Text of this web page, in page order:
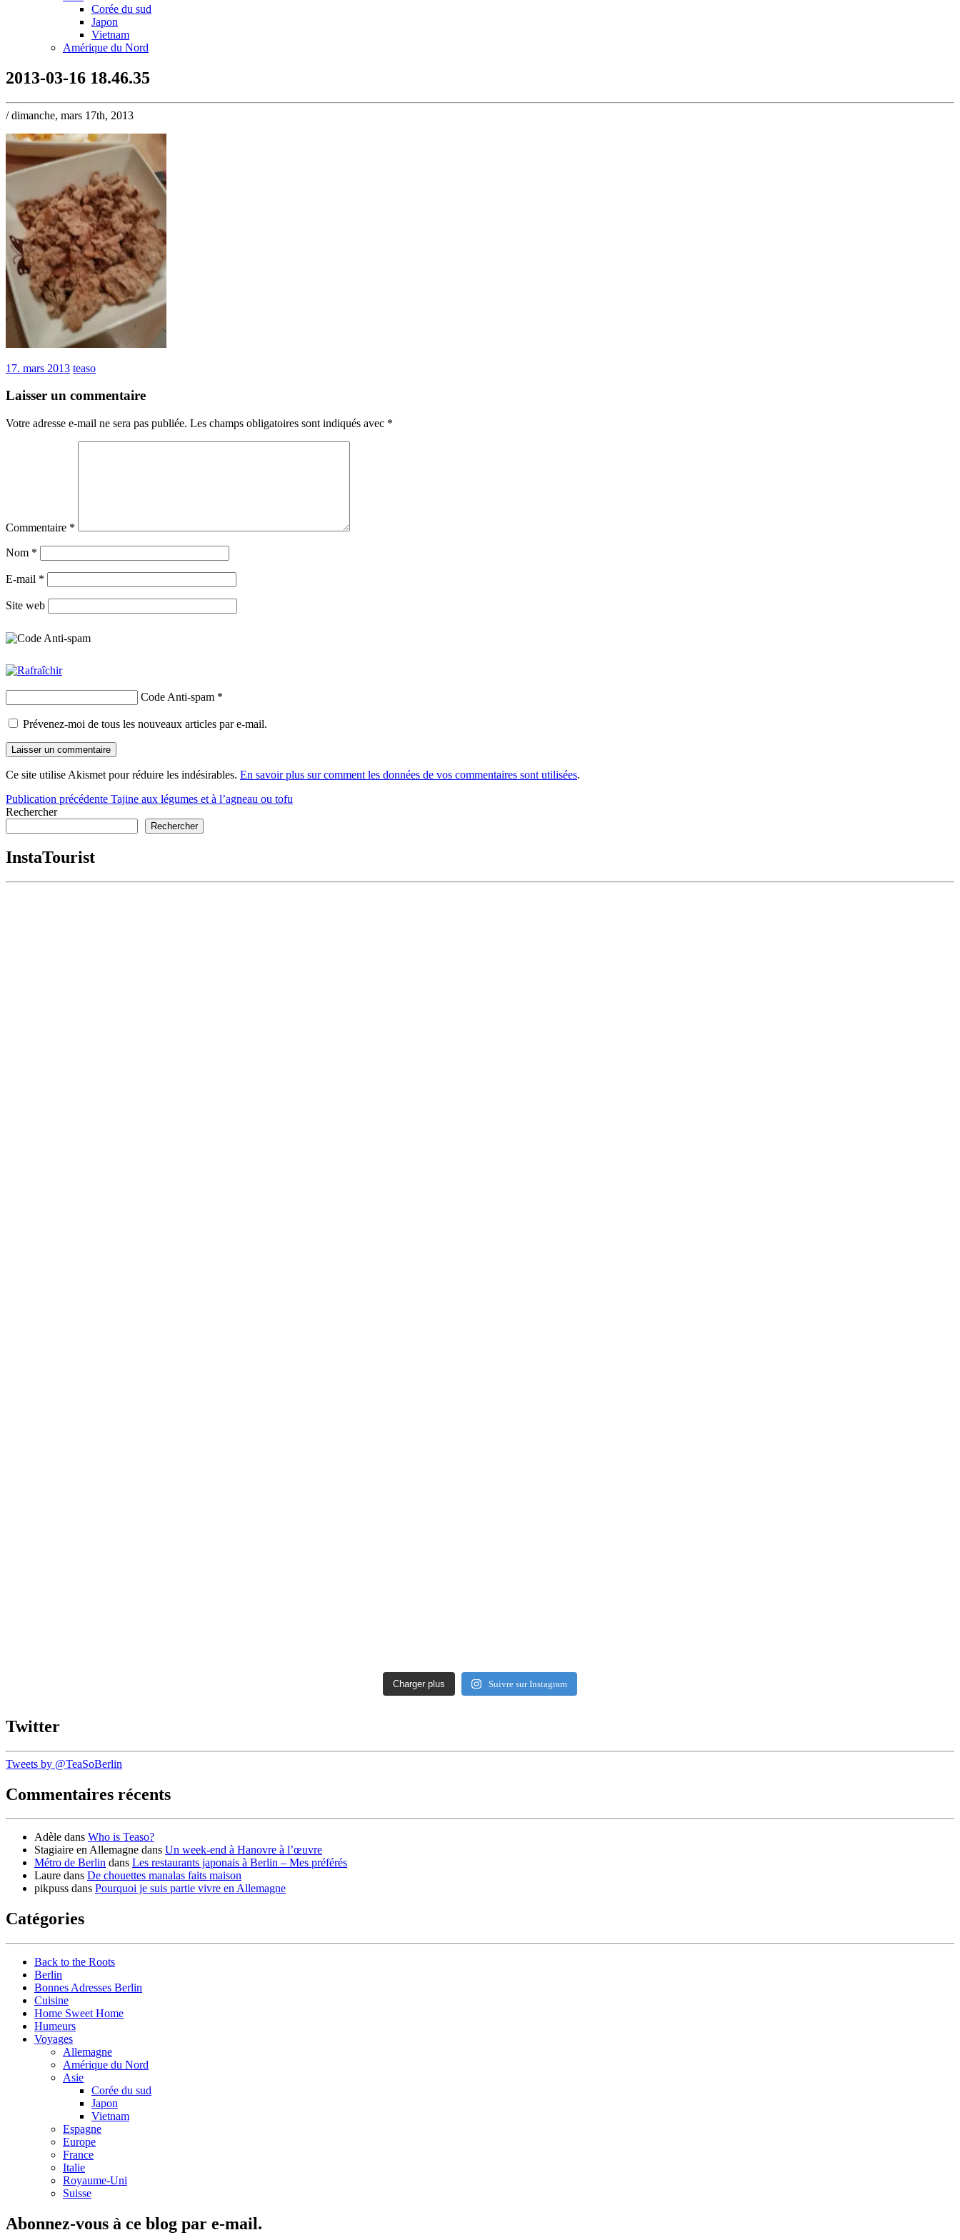
Corée du sud
Japon
Vietnam
Amérique du Nord
2013-03-16 18.46.35
/ dimanche, mars 17th, 2013
17. mars 2013 teaso
Laisser un commentaire
Votre adresse e-mail ne sera pas publiée. Les champs obligatoires sont indiqués avec *
Commentaire *
Nom *
E-mail *
Site web
Code Anti-spam *
Prévenez-moi de tous les nouveaux articles par e-mail.
Ce site utilise Akismet pour réduire les indésirables. En savoir plus sur comment les données de vos commentaires sont utilisées.
Navigation
de
l’article
Publication précédente Tajine aux légumes et à l’agneau ou tofu
Rechercher
Rechercher
InstaTourist
Charger plus Suivre sur Instagram
Twitter
Tweets by @TeaSoBerlin
Commentaires récents
Adèle dans Who is Teaso?
Stagiaire en Allemagne dans Un week-end à Hanovre à l’œuvre
Métro de Berlin dans Les restaurants japonais à Berlin – Mes préférés
Laure dans De chouettes manalas faits maison
pikpuss dans Pourquoi je suis partie vivre en Allemagne
Catégories
Back to the Roots
Berlin
Bonnes Adresses Berlin
Cuisine
Home Sweet Home
Humeurs
Voyages
Allemagne
Amérique du Nord
Asie
Corée du sud
Japon
Vietnam
Espagne
Europe
France
Italie
Royaume-Uni
Suisse
Abonnez-vous à ce blog par e-mail.